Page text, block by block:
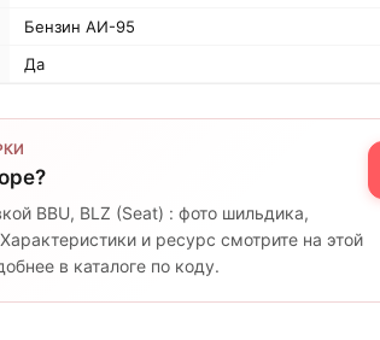
Бензин АИ-95
Да
BBU, BLZ (Seat) : фото шильдика,
и ресурс смотрите на этой
в каталоге по коду.